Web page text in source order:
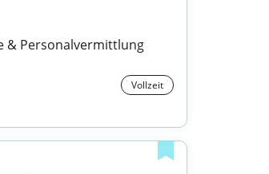
& Personalvermittlung
Vollzeit